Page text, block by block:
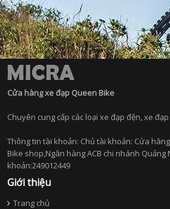
Cửa hàng xe đạp Queen Bike
Chuyên cung cấp các loại xe đạp đện, xe
Thông tin tài khoản: Chủ tài khoản: Cửa
Bike shop,Ngân hàng ACB chi nhánh Quảng
khoản:249012449
Giới thiệu
Trang chủ